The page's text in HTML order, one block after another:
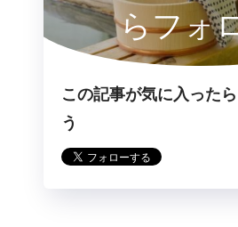
らフォ
この記事が気に入った
う